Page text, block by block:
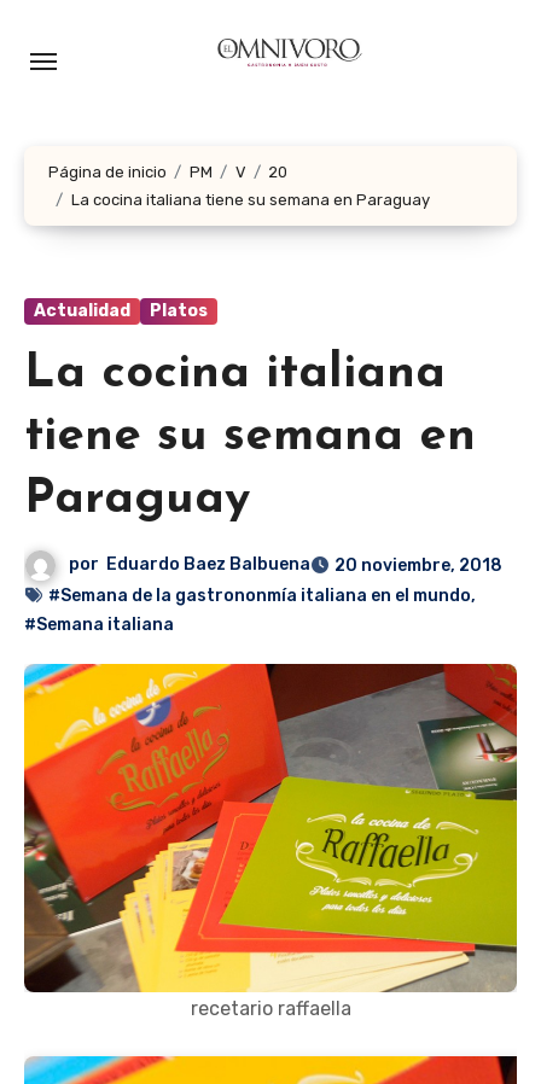
Página de inicio PM V
20
La cocina italiana tiene su semana en Paraguay
Actualidad Platos
La cocina italiana
tiene su semana en
Paraguay
por Eduardo Baez Balbuena
20 noviembre, 2018
#Semana de la gastrononmía italiana en el mundo,
#Semana italiana
recetario raffaella